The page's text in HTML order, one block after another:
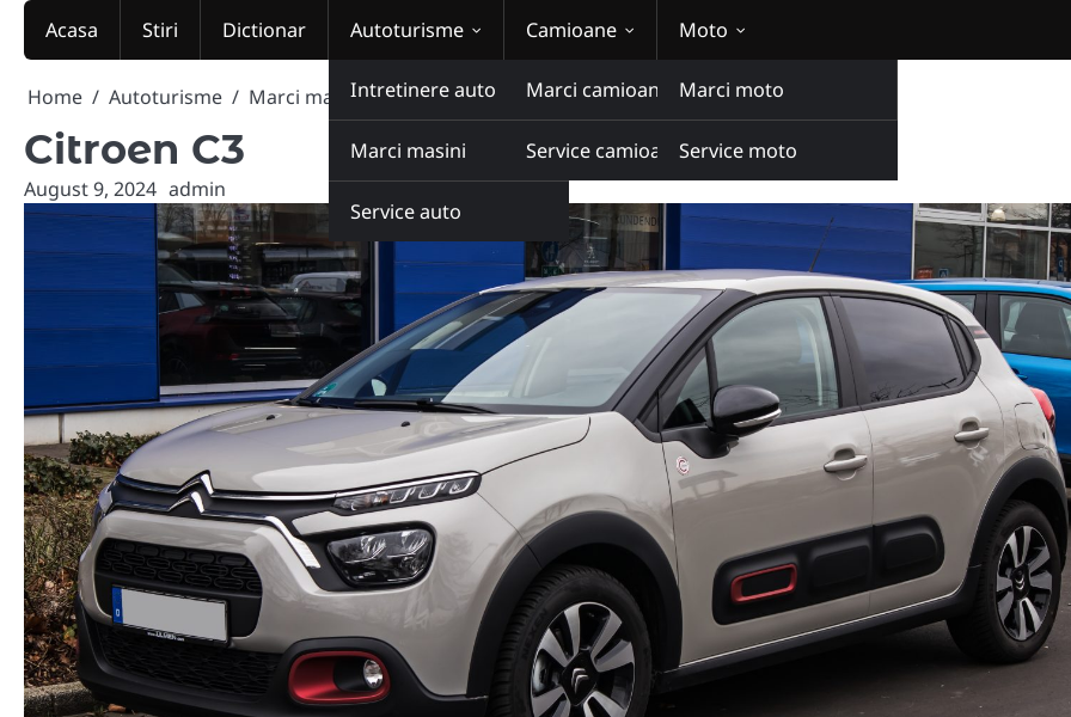
Skip
Acasa Stiri Dictionar Autoturisme
Intretinere auto
Marci masini
Service auto
Camioane
Marci camioane
Service camioane
Moto
Marci moto
Service moto
Home Autoturisme Marci masini Citroen C3
Citroen C3
August 9, 2024 admin